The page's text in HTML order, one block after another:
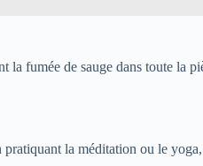
la fumée de sauge dans toute la
la méditation ou le